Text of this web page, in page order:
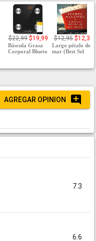
$22,99 $19,99
Báscula Grasa
Corporal Blueto
$12,95 $12,3
Largo pétalo de
mar (Best Sel
AGREGAR OPINION
7.3
6.6